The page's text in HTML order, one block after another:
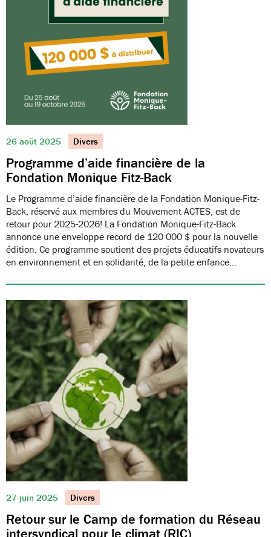
26 août 2025 Divers
Programme d’aide financière de la
Fondation Monique Fitz-Back
Le Programme d’aide financière de la Fondation Monique-Fitz-
Back, réservé aux membres du Mouvement ACTES, est de
retour pour 2025-2026! La Fondation Monique-Fitz-Back
annonce une enveloppe record de 120 000 $ pour la nouvelle
édition. Ce programme soutient des projets éducatifs novateurs
en environnement et en solidarité, de la petite enfance…
27 juin 2025 Divers
Retour sur le Camp de formation du Réseau
intersyndical pour le climat (RIC)